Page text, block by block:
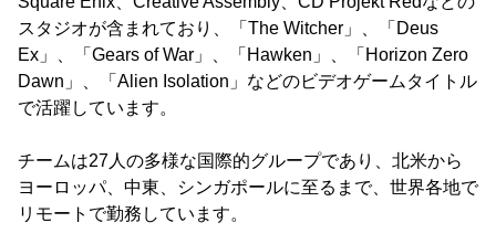
スタジオが含まれており、「The Witcher」、「Deus
Ex」、「Gears of War」、「Hawken」、「Horizon Zero
Dawn」、「Alien Isolation」などのビデオゲームタイトル
で活躍しています。
チームは27人の多様な国際的グループであり、北米から
ヨーロッパ、中東、シンガポールに至るまで、世界各地で
リモートで勤務しています。